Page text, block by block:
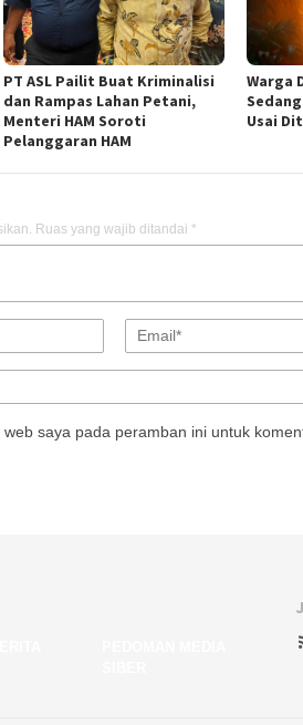
PT ASL Pailit Buat Kriminalisi
dan Rampas Lahan Petani,
Menteri HAM Soroti
Pelanggaran HAM
Warga
Usai
Ruas yang wajib ditandai *
saya pada peramban ini untuk